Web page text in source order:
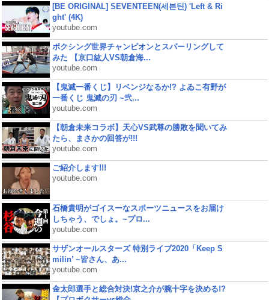
[BE ORIGINAL] SEVENTEEN(세븐틴) 'Left & Ri
ght' (4K)
youtube.com
ボクシング世界チャンピオンとスパーリングして
みた 【京口紘人VS朝倉海...
youtube.com
【鬼滅一番くじ】リベンジなるか!? よゐこ有野が
一番くじ 鬼滅の刃 ~弐...
youtube.com
【朝倉未来コラボ】天心VS武尊の勝敗を聞いてみ
たら、まさかの回答が!!!
youtube.com
ご紹介します!!!
youtube.com
石橋貴明がゴイスーなスポーツニュースをお届け
しちゃう、でしょ。~プロ...
youtube.com
サザンオールスターズ 特別ライブ2020「Keep S
milin’ ~皆さん、あ...
youtube.com
金太郎選手と総合対決!京之介が腕十字を決める!?